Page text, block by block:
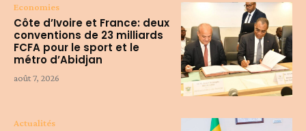
Economies
Côte d’Ivoire et France: deux
conventions de 23 milliards
FCFA pour le sport et le
métro d’Abidjan
août 7, 2026
Actualités